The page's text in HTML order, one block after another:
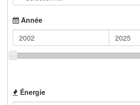
Année
Énergie